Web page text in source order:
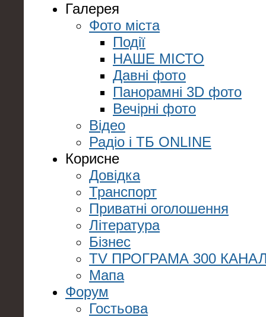
Галерея
Фото міста
Події
НАШЕ МІСТО
Давні фото
Панорамні 3D фото
Вечірні фото
Відео
Радіо і ТБ ONLINE
Корисне
Довідка
Транспорт
Приватні оголошення
Література
Бізнес
TV ПРОГРАМА 300
Мапа
Форум
Гостьова